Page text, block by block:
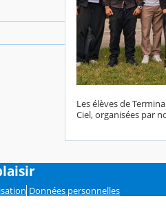
Les élèves de
Ciel, organisées par
Données personnelles